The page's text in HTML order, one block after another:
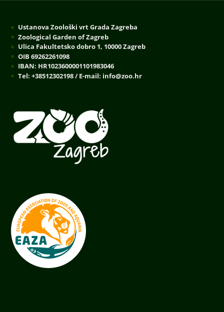
Ustanova Zoološki vrt Grada Zagreba
Zoological Garden of Zagreb
Ulica Fakultetsko dobro 1, 10000 Zagreb
OIB 69262261098
IBAN: HR1023600001101983046
Tel: +38512302198 / E-mail: info@zoo.hr